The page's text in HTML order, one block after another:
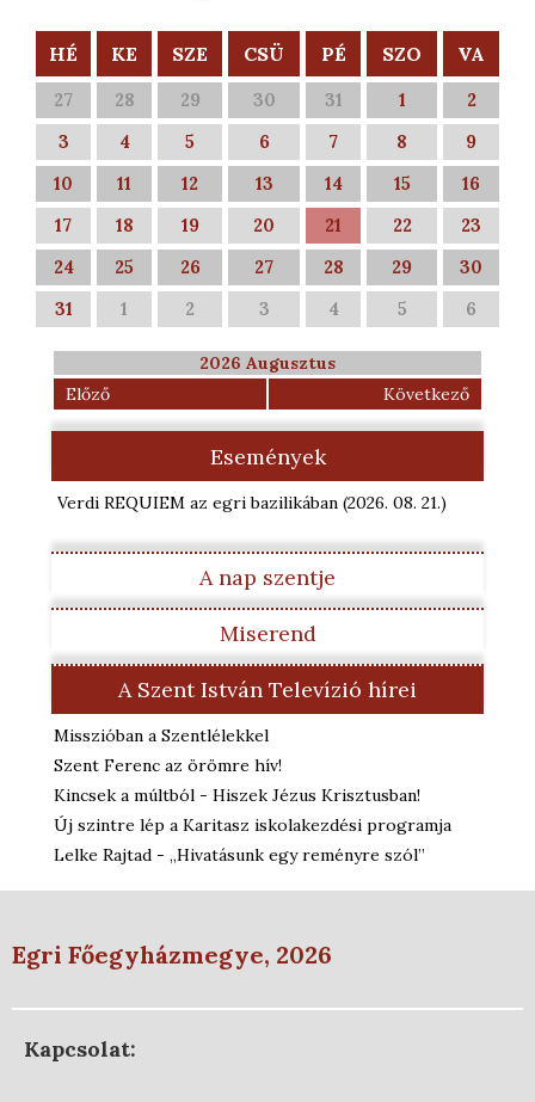
HÉ KE SZE CSÜ PÉ SZO VA
27 28 29 30 31 1
2
3
4 5 6 7 8
9
10
11 12 13 14 15
16
17
18 19 20 21 22
23
24
25 26 27 28 29
30
31
1 2 3 4 5 6
2026 Augusztus
Előző
Következő
Események
Verdi REQUIEM az egri bazilikában (2026. 08. 21.)
A nap szentje
Miserend
A Szent István Televízió hírei
Misszióban a Szentlélekkel
Szent Ferenc az örömre hív!
Kincsek a múltból - Hiszek Jézus Krisztusban!
Új szintre lép a Karitasz iskolakezdési programja
Lelke Rajtad - „Hivatásunk egy reményre szól”
Egri Főegyházmegye, 2026
Kapcsolat: